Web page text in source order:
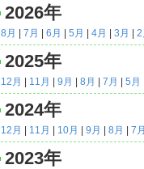
2026年
8月 7月 6月 5月 4月 3月 2
2025年
12月 11月 9月 8月 7月 5月
2024年
12月 11月 10月 9月 8月 7
2023年